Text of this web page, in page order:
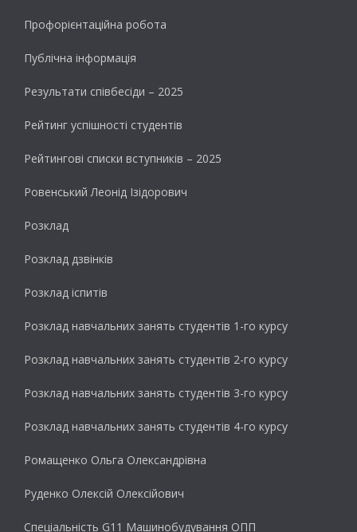
Профорієнтаційна робота
Публічна інформація
Результати cпівбесіди – 2025
Рейтинг успішності студентів
Рейтингові списки вступників – 2025
Ровенський Леонід Ізідорович
Розклад
Розклад дзвінків
Розклад іспитів
Розклад навчальних занять студентів 1-го курсу
Розклад навчальних занять студентів 2-го курсу
Розклад навчальних занять студентів 3-го курсу
Розклад навчальних занять студентів 4-го курсу
Ромащенко Ольга Олександрівна
Руденко Олексій Олексійович
Спеціальність G11 Машинобудування ОПП